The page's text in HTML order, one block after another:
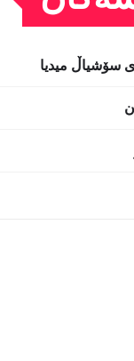
سۆشیاڵ میدیا